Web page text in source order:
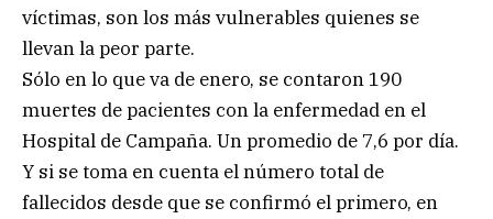
víctimas, son los más vulnerables quienes se
llevan la peor parte.
Sólo en lo que va de enero, se contaron 190
muertes de pacientes con la enfermedad en el
Hospital de Campaña. Un promedio de 7,6 por día.
Y si se toma en cuenta el número total de
fallecidos desde que se confirmó el primero, en